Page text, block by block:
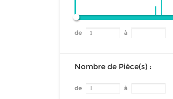
de à
Nombre de Pièce(s) :
de à